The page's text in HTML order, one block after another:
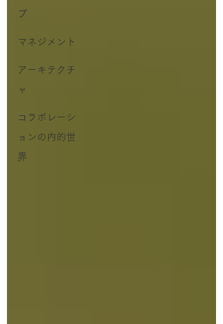
プ
マネジメント
アーキテクチ
ャ
コラボレーシ
ョンの内的世
界